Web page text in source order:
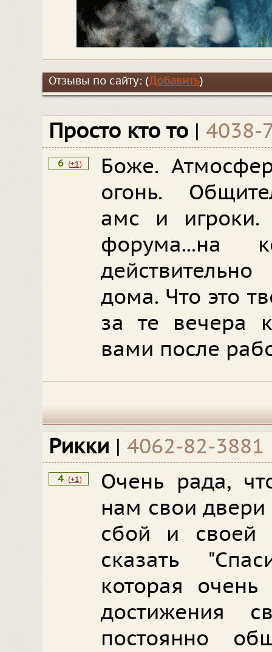
Отзывы по сайту: (Добавить)
Просто кто то | 4038-
6 (+1)
Боже.
огонь.
амс и игроки.
форума...на
дома. Что это
за те вечера
вами после
Рикки | 4062-82-3881
4 (+1)
Очень рада,
нам свои двери
сбой и своей
сказать
которая очень
достижения
постоянно